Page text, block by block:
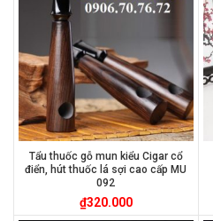
Tẩu thuốc gỗ mun kiểu Cigar cổ
điển, hút thuốc lá sợi cao cấp MU
092
₫320.000